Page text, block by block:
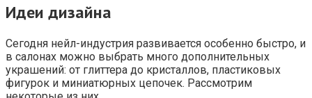
Идеи дизайна
Сегодня нейл-индустрия развивается особенно быстро, и
в салонах можно выбрать много дополнительных
украшений: от глиттера до кристаллов, пластиковых
фигурок и миниатюрных цепочек. Рассмотрим